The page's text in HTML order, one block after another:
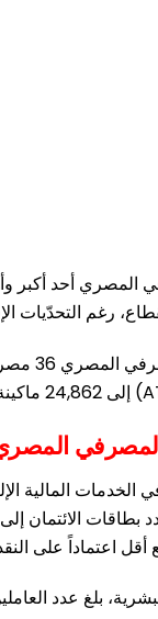
المصري أحد أكبر
رغم التحدّيات
أقل اعتماداً على
المصرفي المصري 144,858 موظفاً في نهاية العام